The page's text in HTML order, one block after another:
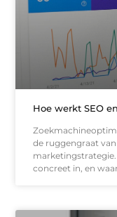
Hoe werkt SEO
de ruggengraat
concreet in, en